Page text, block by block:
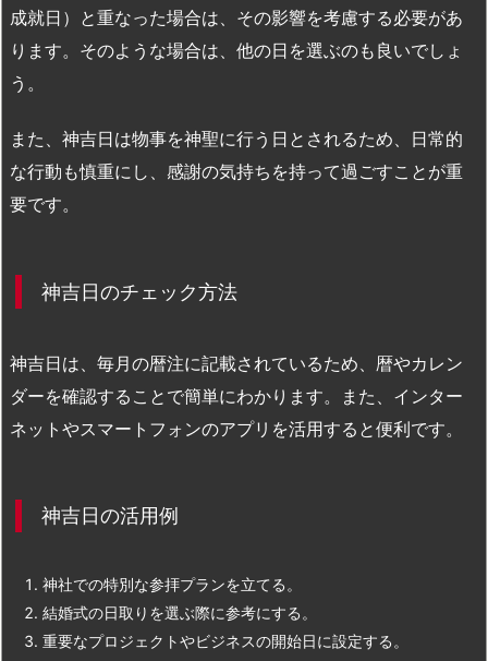
成就日）と重なった場合は、その影響を考慮する必要があ
ります。そのような場合は、他の日を選ぶのも良いでしょ
う。
また、神吉日は物事を神聖に行う日とされるため、日常的
な行動も慎重にし、感謝の気持ちを持って過ごすことが重
要です。
神吉日のチェック方法
神吉日は、毎月の暦注に記載されているため、暦やカレン
ダーを確認することで簡単にわかります。また、インター
ネットやスマートフォンのアプリを活用すると便利です。
神吉日の活用例
神社での特別な参拝プランを立てる。
結婚式の日取りを選ぶ際に参考にする。
重要なプロジェクトやビジネスの開始日に設定する。